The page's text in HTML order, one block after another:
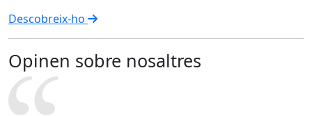
Descobreix-ho
Opinen sobre nosaltres